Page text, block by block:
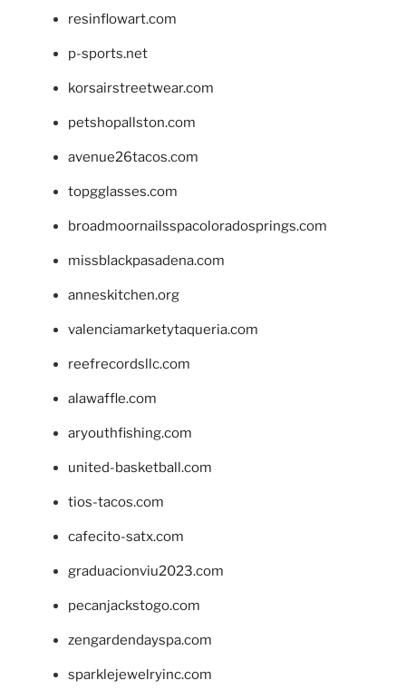
resinflowart.com
p-sports.net
korsairstreetwear.com
petshopallston.com
avenue26tacos.com
topgglasses.com
broadmoornailsspacoloradosprings.com
missblackpasadena.com
anneskitchen.org
valenciamarketytaqueria.com
reefrecordsllc.com
alawaffle.com
aryouthfishing.com
united-basketball.com
tios-tacos.com
cafecito-satx.com
graduacionviu2023.com
pecanjackstogo.com
zengardendayspa.com
sparklejewelryinc.com